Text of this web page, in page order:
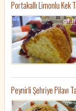
Portakallı Limonlu Kek
Peynirli Şehriye Pilavı